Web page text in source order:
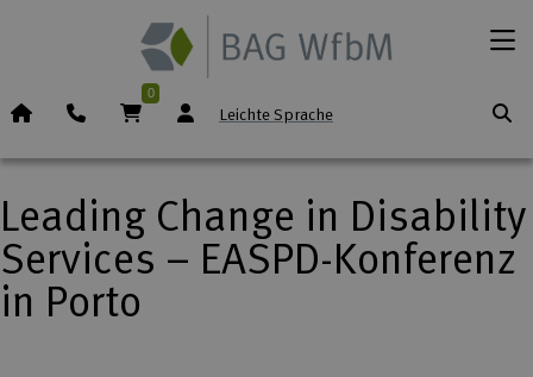
Startseite (Icon)
Telefon Warenkorb
0
Leichte Sprache
Leading Change in Disability
Services – EASPD-Konferenz
in Porto